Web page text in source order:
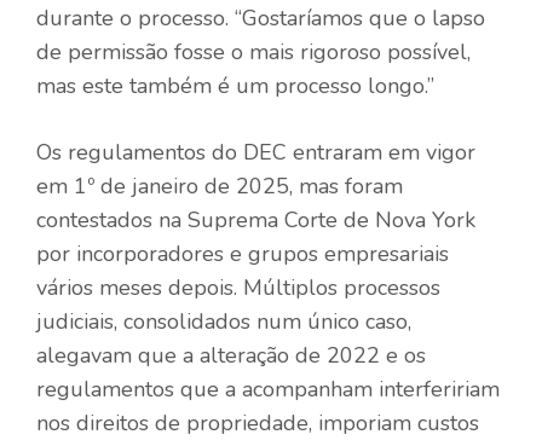
durante o processo. “Gostaríamos que o lapso
de permissão fosse o mais rigoroso possível,
mas este também é um processo longo.”
Os regulamentos do DEC entraram em vigor
em 1º de janeiro de 2025, mas foram
contestados na Suprema Corte de Nova York
por incorporadores e grupos empresariais
vários meses depois. Múltiplos processos
judiciais, consolidados num único caso,
alegavam que a alteração de 2022 e os
regulamentos que a acompanham interfeririam
nos direitos de propriedade, imporiam custos